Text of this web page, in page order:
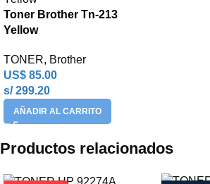
Toner Brother Tn-213
Yellow
TONER, Brother
US$ 85.00
s/ 299.20
AÑADIR AL CARRITO
Productos relacionados